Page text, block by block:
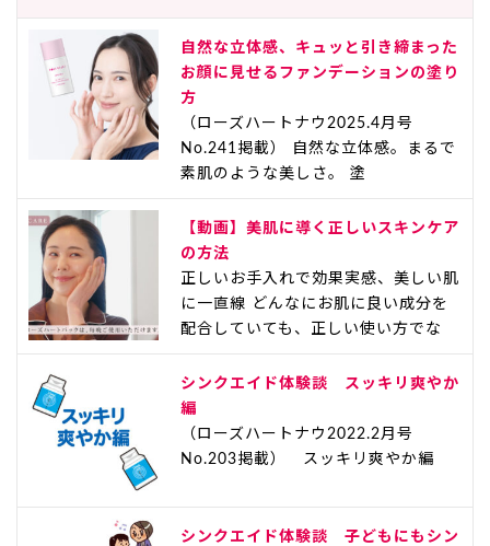
自然な立体感、キュッと引き締まった
お顔に見せるファンデーションの塗り
方
（ローズハートナウ2025.4月号
No.241掲載） 自然な立体感。まるで
素肌のような美しさ。 塗
【動画】美肌に導く正しいスキンケア
の方法
正しいお手入れで効果実感、美しい肌
に一直線 どんなにお肌に良い成分を
配合していても、正しい使い方でな
シンクエイド体験談 スッキリ爽やか
編
（ローズハートナウ2022.2月号
No.203掲載） スッキリ爽やか編
シンクエイド体験談 子どもにもシン